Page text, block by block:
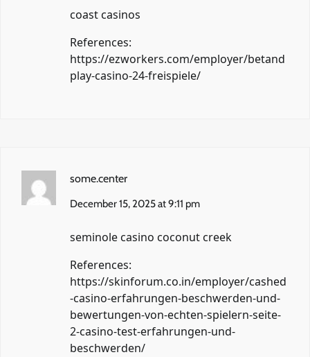
coast casinos
References:
https://ezworkers.com/employer/betand
play-casino-24-freispiele/
some.center
December 15, 2025 at 9:11 pm
seminole casino coconut creek
References:
https://skinforum.co.in/employer/cashed
-casino-erfahrungen-beschwerden-und-
bewertungen-von-echten-spielern-seite-
2-casino-test-erfahrungen-und-
beschwerden/